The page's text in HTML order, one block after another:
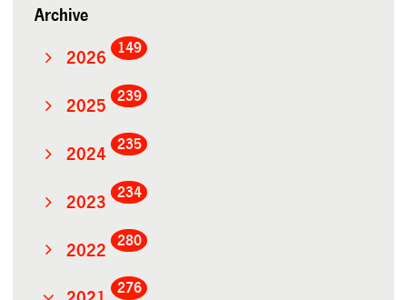
Archive
2026
149
2025
239
2024
235
2023
234
2022
280
276